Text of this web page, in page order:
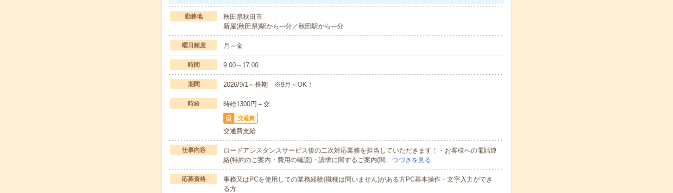
勤務地
秋田県秋田市
新屋(秋田県)駅から---分／秋田駅から---分
曜日頻度 月～金
時間 9:00～17:00
期間 2026/9/1～長期 ※9月～OK！
時給 時給1300円＋交
交通費
交通費支給
仕事内容
ロードアシスタンスサービス後の二次対応業務を担当していただきます！・お客様への電話連
絡(特約のご案内・費用の確認)・請求に関するご案内(関…つづきを見る
応募資格
事務又はPCを使用しての業務経験(職種は問いません)がある方PC基本操作・文字入力ができ
る方